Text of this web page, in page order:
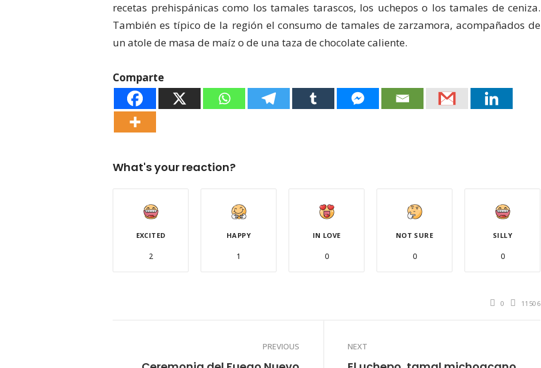
recetas prehispánicas como los tamales tarascos, los uchepos o los tamales de ceniza.
También es típico de la región el consumo de tamales de zarzamora, acompañados de
un atole de masa de maíz o de una taza de chocolate caliente.
Comparte
What's your reaction?
EXCITED
2
HAPPY
1
IN LOVE
0
NOT SURE
0
SILLY
0
0 11506
PREVIOUS NEXT